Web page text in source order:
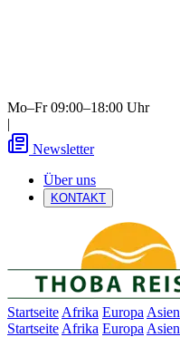
Mo–Fr 09:00–18:00 Uhr
|
Newsletter
Über uns
KONTAKT
Startseite Afrika Europa Asien
Startseite Afrika Europa Asien